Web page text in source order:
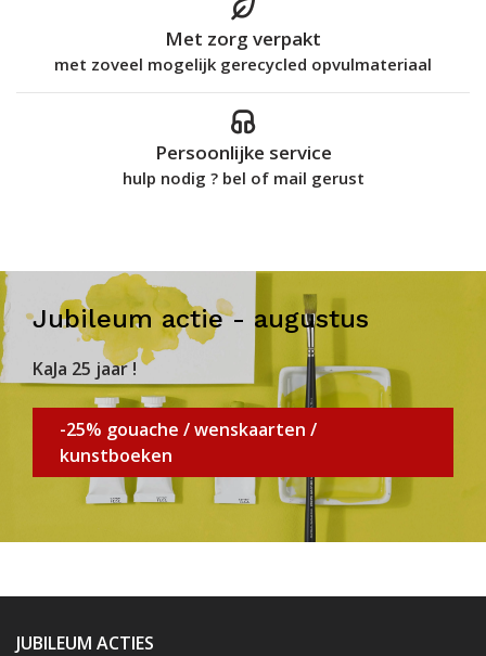
Met zorg verpakt
met zoveel mogelijk gerecycled opvulmateriaal
Persoonlijke service
hulp nodig ? bel of mail gerust
Jubileum actie - augustus
KaJa 25 jaar !
-25% gouache / wenskaarten /
kunstboeken
JUBILEUM ACTIES